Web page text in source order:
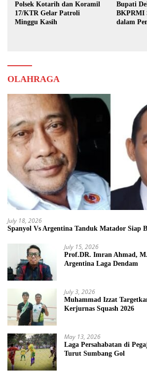
Polsek Kotarih dan Koramil
17/KTR Gelar Patroli
Minggu Kasih
Bupati
BKPRMI
dalam
OLAHRAGA
July 18, 2026
Spanyol Vs Argentina Tanduk Matador Siap
July 15, 2026
Prof.DR. Imran Ahmad,
Argentina Laga Dendam
July 3, 2026
Muhammad Izzat
Kerjurnas Squash 2026
May 13, 2026
Laga Persahabatan di
Turut Sumbang Gol